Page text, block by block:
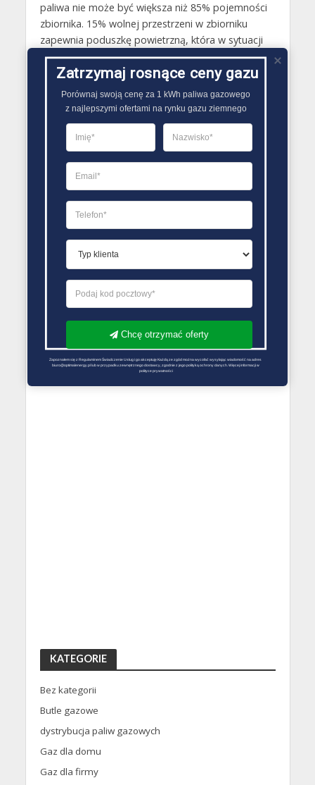
paliwa nie może być większa niż 85% pojemności
zbiornika. 15% wolnej przestrzeni w zbiorniku
zapewnia poduszkę powietrzną, która w sytuacji
zmiany objętości płynnego paliwa gazowego
spowodowanego poprzez zmiany temperatury nie
będzie miała wpływu na działanie całej instalacji
gazowej. Wobec tego najczęściej używane
zbiorniki o pojemności 2700 litra najlepiej, aby były
tankowane maksymalnie 2300 litrami gazu..
PORÓWNYWARKA OFERT GAZU
KATEGORIE
Bez kategorii
Butle gazowe
dystrybucja paliw gazowych
Gaz dla domu
Gaz dla firmy
Zatrzymaj rosnące ceny gazu
Porównaj swoją cenę za 1 kWh paliwa gazowego
z najlepszymi ofertami na rynku gazu ziemnego
Chcę otrzymać oferty
Zapoznałem się z Regulaminem Świadczenie Usług i go akceptuję Każdą ze zgód można wycofać wysyłając wiadomość na adres
biuro@optimalenergy.pl lub w przypadku zewnętrznego dostawcy, zgodnie z jego polityką ochrony danych. Więcej informacji w
polityce prywatności